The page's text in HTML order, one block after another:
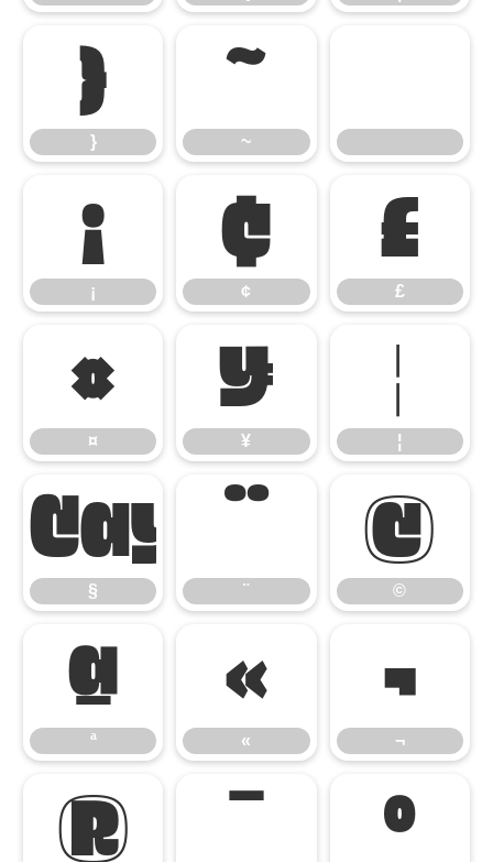
}
}
~
~
¡
¡
¢
¢
£
£
¤
¤
¥
¥
¦
¦
§
§ ¨
©
©
ª
ª
«
«
¬
¬
® °